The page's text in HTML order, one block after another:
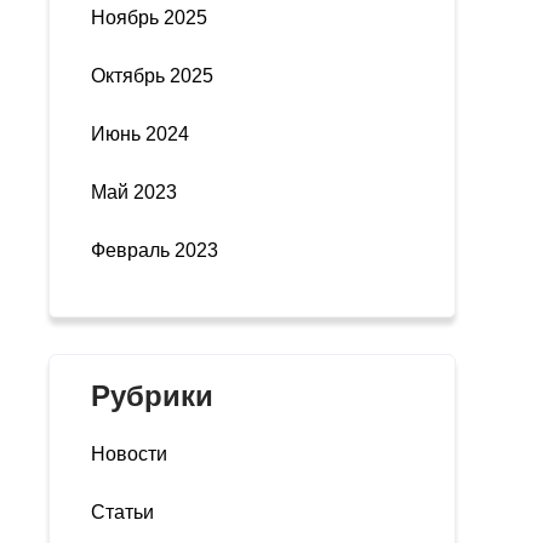
Ноябрь 2025
Октябрь 2025
Июнь 2024
Май 2023
Февраль 2023
Рубрики
Новости
Статьи